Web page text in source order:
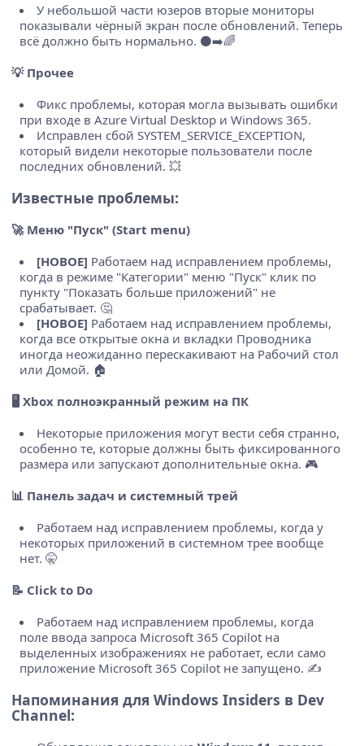
У небольшой части юзеров вторые мониторы
показывали чёрный экран после обновлений. Теперь
всё должно быть нормально. ⚫➡️🌈
💡 Прочее
Фикс проблемы, которая могла вызывать ошибки
при входе в Azure Virtual Desktop и Windows 365.
Исправлен сбой SYSTEM_SERVICE_EXCEPTION,
который видели некоторые пользователи после
последних обновлений. 💥
Известные проблемы:
🚀 Меню "Пуск" (Start menu)
[НОВОЕ] Работаем над исправлением проблемы,
когда в режиме "Категории" меню "Пуск" клик по
пункту "Показать больше приложений" не
срабатывает. 🤔
[НОВОЕ] Работаем над исправлением проблемы,
когда все открытые окна и вкладки Проводника
иногда неожиданно перескакивают на Рабочий стол
или Домой. 🏠
🖥️ Xbox полноэкранный режим на ПК
Некоторые приложения могут вести себя странно,
особенно те, которые должны быть фиксированного
размера или запускают дополнительные окна. 🎮
📊 Панель задач и системный трей
Работаем над исправлением проблемы, когда у
некоторых приложений в системном трее вообще
нет. 🤫
📝 Click to Do
Работаем над исправлением проблемы, когда
поле ввода запроса Microsoft 365 Copilot на
выделенных изображениях не работает, если само
приложение Microsoft 365 Copilot не запущено. ✍️
Напоминания для Windows Insiders в Dev
Channel: